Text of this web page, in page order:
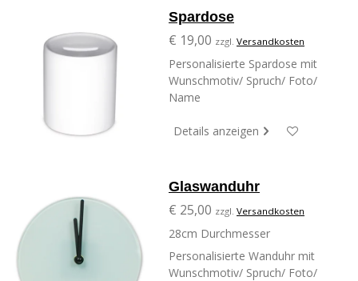
Spardose
€ 19,00 zzgl. Versandkosten
Personalisierte Spardose mit
Wunschmotiv/ Spruch/ Foto/
Name
Details anzeigen
Glaswanduhr
€ 25,00 zzgl. Versandkosten
28cm Durchmesser
Personalisierte Wanduhr mit
Wunschmotiv/ Spruch/ Foto/